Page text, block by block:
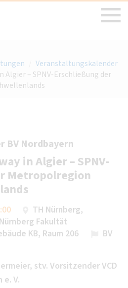
Veranstaltungskalender
Algier – SPNV-Erschließung der
BV Nordbayern
in Algier – SPNV-
Metropolregion
TH Nürnberg,
Fakultät
KB, Raum 206
BV
stv. Vorsitzender VCD
V.